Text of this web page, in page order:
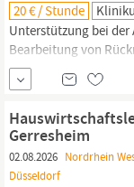
20 € / Stunde
Unterstützung bei
Bearbeitung von
Sicherstellung der
Optimierung von
Hotellerie oder
Gerresheim
02.08.2026 Nordrhein
Düsseldorf